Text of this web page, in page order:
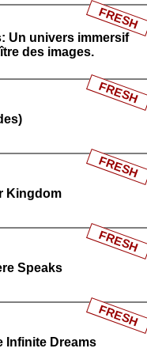
Un univers immersif
des images.
FRESH
FRESH
Kingdom
FRESH
Speaks
FRESH
Infinite Dreams
FRESH